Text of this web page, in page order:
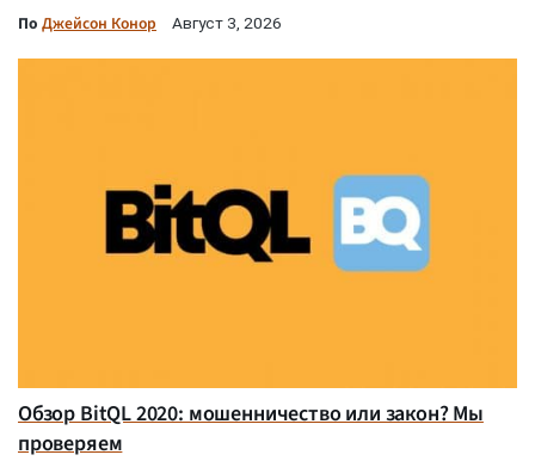
По Джейсон Конор Август 3, 2026
Обзор BitQL 2020: мошенничество или закон? Мы
проверяем